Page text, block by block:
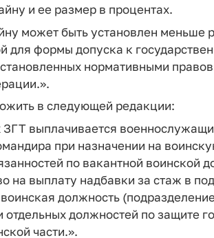
и ее размер в процентах.
может быть установлен меньше
для формы допуска к
нормативными
в следующей редакции:
выплачивается
при назначении на
по вакантной воинской
на выплату надбавки за стаж в
должность
должностей по защите
части.».